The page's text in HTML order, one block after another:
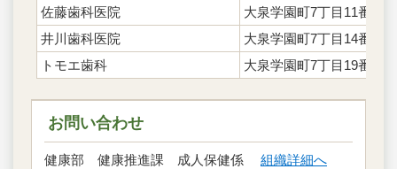
佐藤歯科医院
大泉学園町7丁目11番13
井川歯科医院
大泉学園町7丁目14番16
トモエ歯科
大泉学園町7丁目19番5号
お問い合わせ
健康部 健康推進課 成人保健係 組織詳細へ